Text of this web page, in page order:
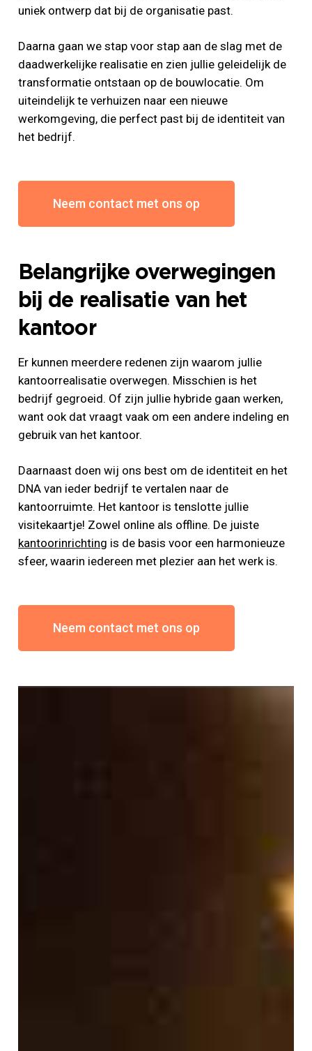
uniek ontwerp dat bij de organisatie past.
Daarna gaan we stap voor stap aan de slag met de
daadwerkelijke realisatie en zien jullie geleidelijk de
transformatie ontstaan op de bouwlocatie. Om
uiteindelijk te verhuizen naar een nieuwe
werkomgeving, die perfect past bij de identiteit van
het bedrijf.
Neem contact met ons op
Belangrijke overwegingen
bij de realisatie van het
kantoor
Er kunnen meerdere redenen zijn waarom jullie
kantoorrealisatie overwegen. Misschien is het
bedrijf gegroeid. Of zijn jullie hybride gaan werken,
want ook dat vraagt vaak om een andere indeling en
gebruik van het kantoor.
Daarnaast doen wij ons best om de identiteit en het
DNA van ieder bedrijf te vertalen naar de
kantoorruimte. Het kantoor is tenslotte jullie
visitekaartje! Zowel online als offline. De juiste
kantoorinrichting is de basis voor een harmonieuze
sfeer, waarin iedereen met plezier aan het werk is.
Neem contact met ons op